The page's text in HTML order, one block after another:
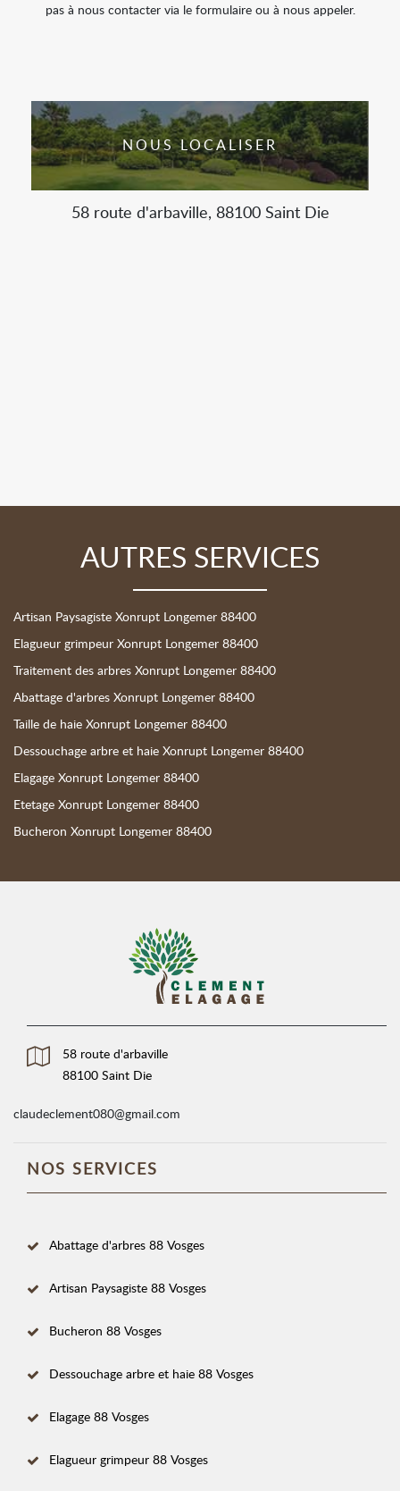
pas à nous contacter via le formulaire ou à nous appeler.
NOUS LOCALISER
58 route d'arbaville, 88100 Saint Die
AUTRES SERVICES
Artisan Paysagiste Xonrupt Longemer 88400
Elagueur grimpeur Xonrupt Longemer 88400
Traitement des arbres Xonrupt Longemer 88400
Abattage d'arbres Xonrupt Longemer 88400
Taille de haie Xonrupt Longemer 88400
Dessouchage arbre et haie Xonrupt Longemer 88400
Elagage Xonrupt Longemer 88400
Etetage Xonrupt Longemer 88400
Bucheron Xonrupt Longemer 88400
58 route d'arbaville
88100 Saint Die
claudeclement080@gmail.com
NOS SERVICES
Abattage d'arbres 88 Vosges
Artisan Paysagiste 88 Vosges
Bucheron 88 Vosges
Dessouchage arbre et haie 88 Vosges
Elagage 88 Vosges
Elagueur grimpeur 88 Vosges